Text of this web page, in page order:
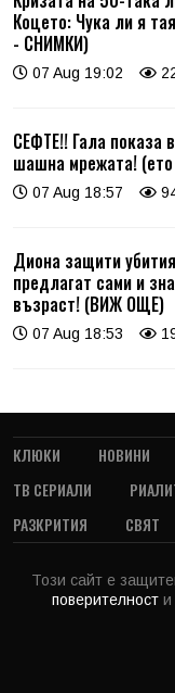
Коцето: Чука ли я
- СНИМКИ)
07 Aug 19:02
СЕФТЕ!! Гала показа
шашна мрежата!
07 Aug 18:57
Диона защити
предлагат сами и
възраст! (ВИЖ ОЩЕ)
07 Aug 18:53
КЛЮКИ НОВИНИ
ТВ СЕРИАЛИ
РАЗКРИТИЯ
СВЯТ
Този сайт е
поверителност и